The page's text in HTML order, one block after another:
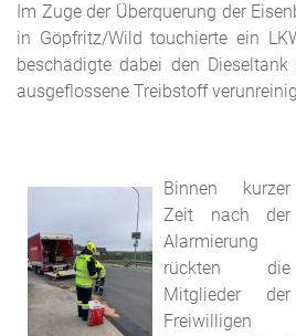
Im Zuge der Überquerung der
in Göpfritz/Wild touchierte ein
beschädigte dabei den
ausgeflossene Treibstoff
Binnen kurzer
Zeit nach der
Alarmierung
rückten die
Mitglieder der
Freiwilligen